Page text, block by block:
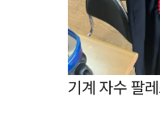
기계 자수 팔